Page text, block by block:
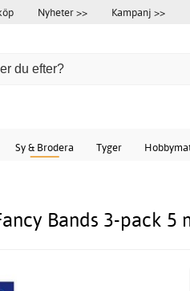
Nyheter >> Kampanj >>
Sy & Brodera Tyger
Bands 3-pack 5